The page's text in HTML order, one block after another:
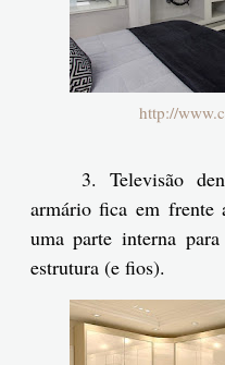
http://
3. Televisão
armário fica em frente
uma parte interna
estrutura (e fios).